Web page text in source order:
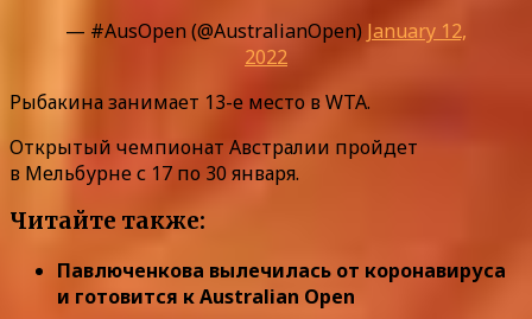
— #AusOpen (@AustralianOpen) January 12,
2022
Рыбакина занимает 13-е место в WTA.
Открытый чемпионат Австралии пройдет
в Мельбурне с 17 по 30 января.
Читайте также:
Павлюченкова вылечилась от коронавируса
и готовится к Australian Open